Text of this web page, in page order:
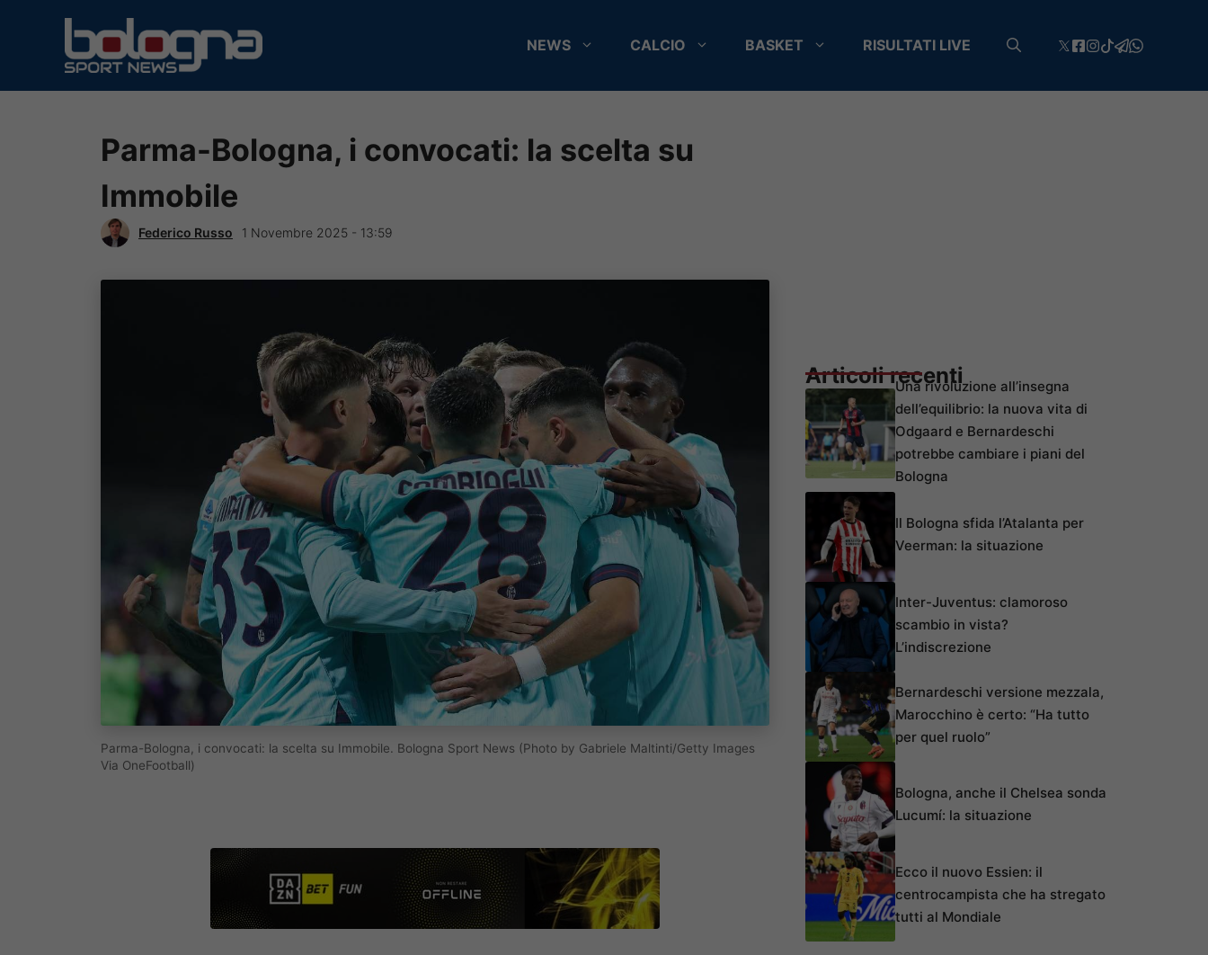
contenuto
NEWS CALCIO BASKET RISULTATI LIVE
Parma-Bologna, i convocati: la scelta su
Immobile
Federico Russo 1 Novembre 2025 - 13:59
Parma-Bologna, i convocati: la scelta su Immobile. Bologna Sport News (Photo by Gabriele Maltinti/Getty Images
Via OneFootball)
Articoli recentiUna rivoluzione all’insegna
dell’equilibrio: la nuova vita di
Odgaard e Bernardeschi
potrebbe cambiare i piani del
Bologna
Il Bologna sfida l’Atalanta per
Veerman: la situazione
Inter-Juventus: clamoroso
scambio in vista?
L’indiscrezione
Bernardeschi versione mezzala,
Marocchino è certo: “Ha tutto
per quel ruolo”
Bologna, anche il Chelsea sonda
Lucumí: la situazione
Ecco il nuovo Essien: il
centrocampista che ha stregato
tutti al Mondiale